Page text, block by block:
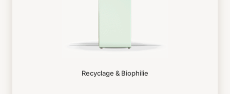
Recyclage & Biophilie